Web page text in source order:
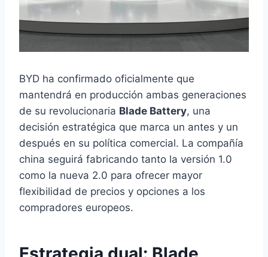
BYD ha confirmado oficialmente que
mantendrá en producción ambas generaciones
de su revolucionaria Blade Battery, una
decisión estratégica que marca un antes y un
después en su política comercial. La compañía
china seguirá fabricando tanto la versión 1.0
como la nueva 2.0 para ofrecer mayor
flexibilidad de precios y opciones a los
compradores europeos.